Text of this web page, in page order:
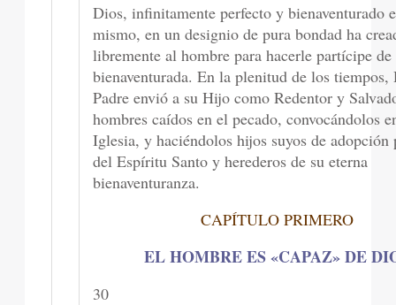
Dios, infinitamente perfecto y bienaventurado
mismo, en un designio de pura bondad ha
libremente al hombre para hacerle partícipe
bienaventurada. En la plenitud de los tiempos,
Padre envió a su Hijo como Redentor y
hombres caídos en el pecado, convocándolos
Iglesia, y haciéndolos hijos suyos de adopción
del Espíritu Santo y herederos de su eterna
bienaventuranza.
CAPÍTULO PRIMERO
EL HOMBRE ES «CAPAZ» DE
30